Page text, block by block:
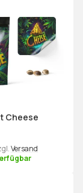
Cheese
Versand